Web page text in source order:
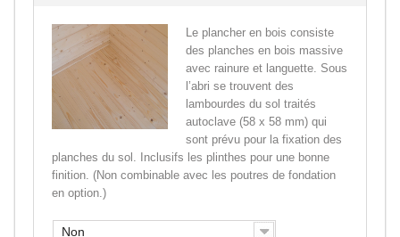
Le plancher en bois consiste
des planches en bois massive
avec rainure et languette. Sous
l’abri se trouvent des
lambourdes du sol traités
autoclave (58 x 58 mm) qui
sont prévu pour la fixation des
planches du sol. Inclusifs les plinthes pour une bonne
finition. (Non combinable avec les poutres de fondation
en option.)
Non